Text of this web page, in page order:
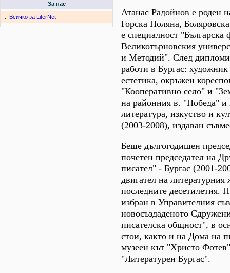
За нас
:. Всичко за LiterNet
Атанас Радойнов е роден
Горска Поляна,
е специалност "Българска
Великотърновския
и Методий". След
работи в Бургас:
естетика, окръжен
"Кооперативно село" и
на районния в. "Победа" и
литература, изкуство и
(2003-2008), издаван
Беше дългогодишен
почетен председател на
писател" - Бургас (2001-
двигател на литературния
последните десетилетия.
избран в Управителния
новосъздаденото
писателска общност", в
стои, както и на Дома на
музеен кът "Христо
"Литературен Бургас".